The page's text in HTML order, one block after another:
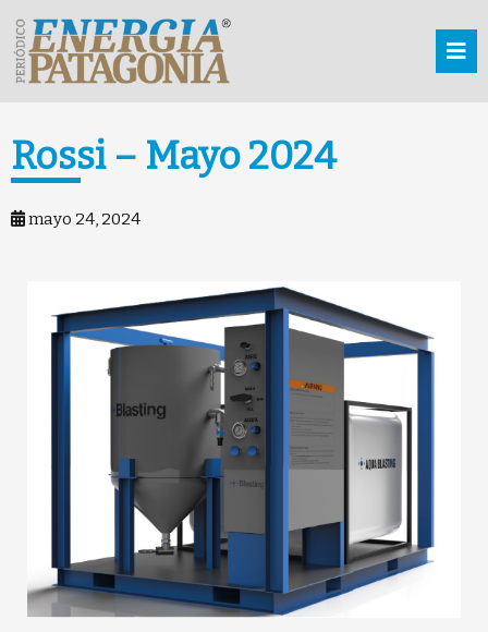
Rossi – Mayo 2024
mayo 24, 2024